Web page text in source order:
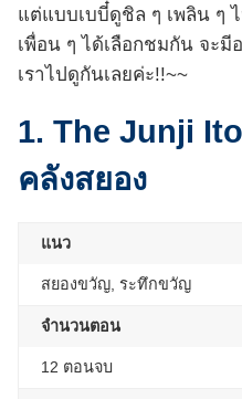
แต่แบบเบบี๋ดูชิล ๆ เพลิน ๆ
เพื่อน ๆ ได้เลือกชมกัน จะมี
เราไปดูกันเลยค่ะ!!~~
1. The Junji
คลังสยอง
แนว
สยองขวัญ, ระทึกขวัญ
จำนวนตอน
12 ตอนจบ